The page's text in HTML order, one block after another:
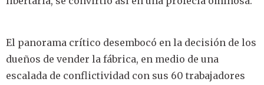
El panorama crítico desembocó en la decisión de los
dueños de vender la fábrica, en medio de una
escalada de conflictividad con sus 60 trabajadores